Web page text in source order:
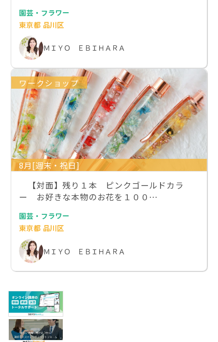
園芸・フラワー
東京都 品川区
ＭＩＹＯ ＥＢＩＨＡＲＡ
ワークショップ
8月[週末・祝日]
【対面】残り１本 ピンクゴールドカラ
ー お好きな本物のお花を１００…
園芸・フラワー
東京都 品川区
ＭＩＹＯ ＥＢＩＨＡＲＡ